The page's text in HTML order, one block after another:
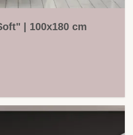
| 100x180 cm